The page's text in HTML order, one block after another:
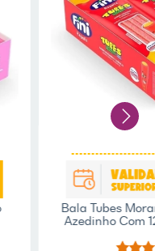
Bala Tubes
Azedinho Com